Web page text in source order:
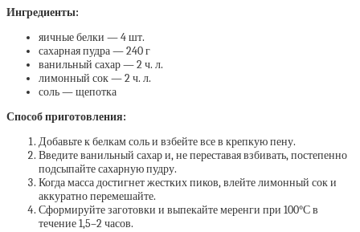
Ингредиенты:
яичные белки — 4 шт.
сахарная пудра — 240 г
ванильный сахар — 2 ч. л.
лимонный сок — 2 ч. л.
соль — щепотка
Способ приготовления:
Добавьте к белкам соль и взбейте все в крепкую пену.
Введите ванильный сахар и, не переставая взбивать, постепенно
подсыпайте сахарную пудру.
Когда масса достигнет жестких пиков, влейте лимонный сок и
аккуратно перемешайте.
Сформируйте заготовки и выпекайте меренги при 100°С в
течение 1,5–2 часов.